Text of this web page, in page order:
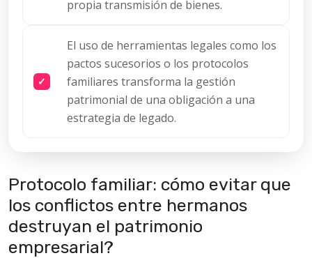
propia transmisión de bienes.
El uso de herramientas legales como los
pactos sucesorios o los protocolos
familiares transforma la gestión
patrimonial de una obligación a una
estrategia de legado.
Protocolo familiar: cómo evitar que
los conflictos entre hermanos
destruyan el patrimonio
empresarial?